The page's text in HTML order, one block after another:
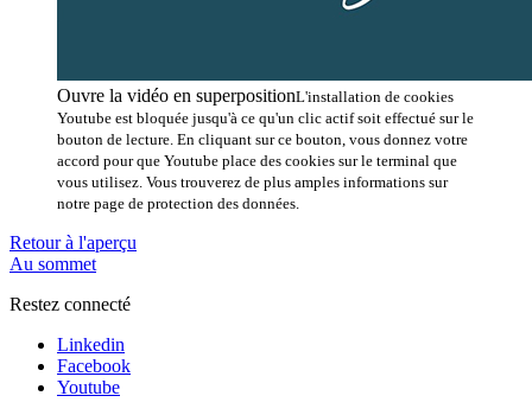
Ouvre la vidéo en superpositionL'installation de cookies
Youtube est bloquée jusqu'à ce qu'un clic actif soit effectué sur le
bouton de lecture. En cliquant sur ce bouton, vous donnez votre
accord pour que Youtube place des cookies sur le terminal que
vous utilisez. Vous trouverez de plus amples informations sur
notre page de protection des données.
Retour à l'aperçu
Au sommet
Restez connecté
Linkedin
Facebook
Youtube